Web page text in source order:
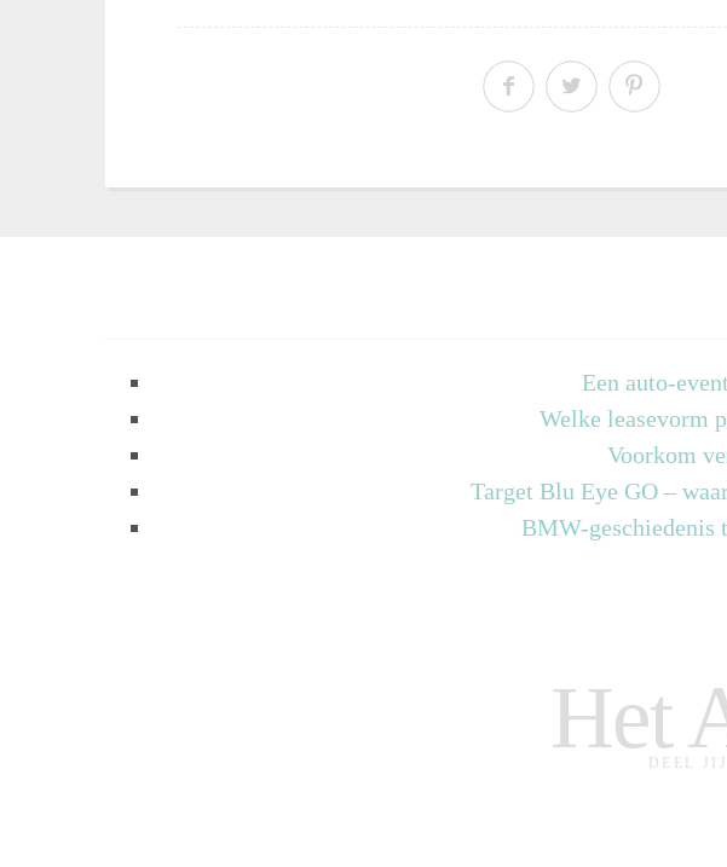
Een auto-
Welke leasevorm
Voorkom
Target Blu Eye GO –
BMW-geschiedenis
HetDEEL